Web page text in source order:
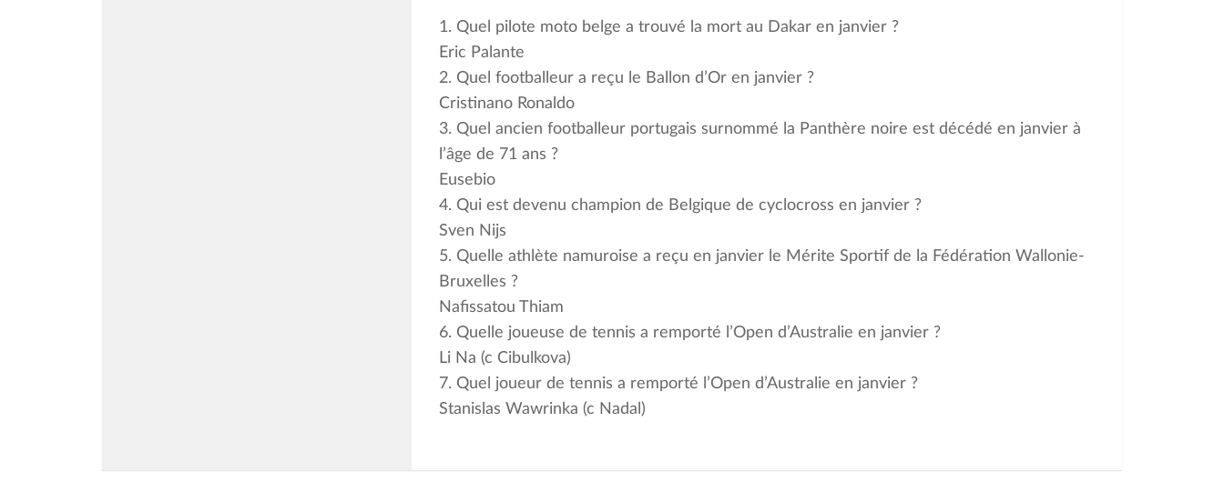
1. Quel pilote moto belge a trouvé la mort au Dakar en janvier ?
Eric Palante
2. Quel footballeur a reçu le Ballon d’Or en janvier ?
Cristinano Ronaldo
3. Quel ancien footballeur portugais surnommé la Panthère noire est décédé en janvier à
l’âge de 71 ans ?
Eusebio
4. Qui est devenu champion de Belgique de cyclocross en janvier ?
Sven Nijs
5. Quelle athlète namuroise a reçu en janvier le Mérite Sportif de la Fédération Wallonie-
Bruxelles ?
Nafissatou Thiam
6. Quelle joueuse de tennis a remporté l’Open d’Australie en janvier ?
Li Na (c Cibulkova)
7. Quel joueur de tennis a remporté l’Open d’Australie en janvier ?
Stanislas Wawrinka (c Nadal)